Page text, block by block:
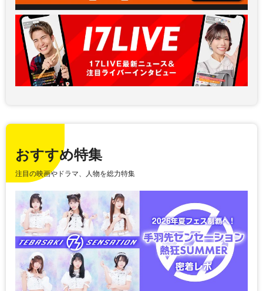
おすすめ特集
注目の映画やドラマ、人物を総力特集